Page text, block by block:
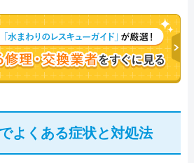
のお客様に信頼される「給湯器」のスペシ
。
よくある症状と対処法